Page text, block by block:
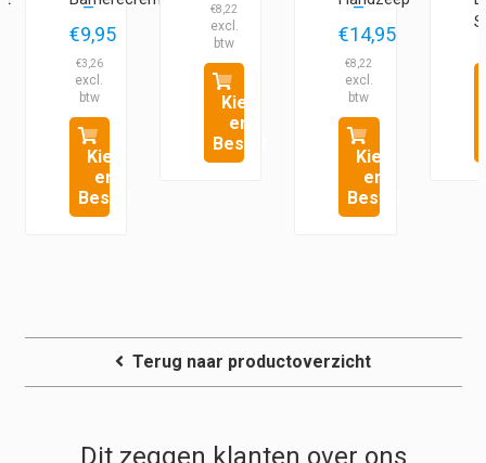
–
€9,95
Prijsklasse:
€3,95
tot
€9,95
€3,26
Kies
en
Bestel
€8,22
Kies
en
Bestel
–
€14,95
Prijsklasse:
€9,95
tot
€14,95
€8,22
Kies
en
Bestel
Terug naar productoverzicht
Dit zeggen klanten over ons